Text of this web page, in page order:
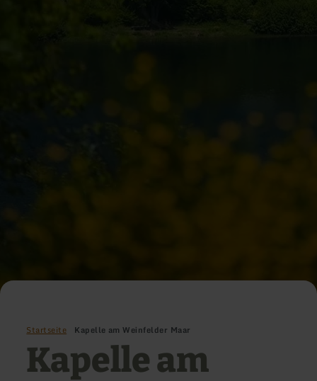
Startseite Kapelle am Weinfelder Maar
Kapelle am